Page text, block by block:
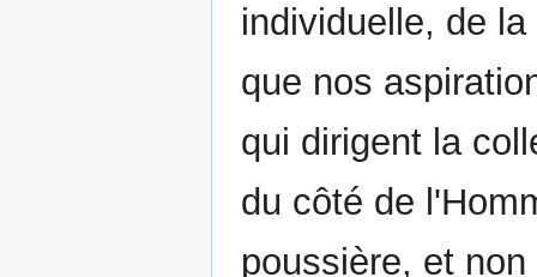
individuelle, de
que nos
qui dirigent la
du côté de
poussière, et